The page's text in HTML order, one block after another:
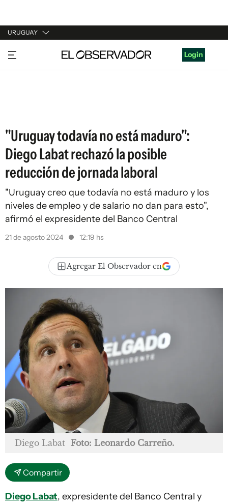
URUGUAY
URUGUAY
ARGENTINA
Login
"Uruguay todavía no está maduro":
Diego Labat rechazó la posible
reducción de jornada laboral
"Uruguay creo que todavía no está maduro y los
niveles de empleo y de salario no dan para esto",
afirmó el expresidente del Banco Central
21 de agosto 2024 12:19 hs
Agregar El Observador en
Diego Labat Foto: Leonardo Carreño.
Compartir
Diego Labat, expresidente del Banco Central y